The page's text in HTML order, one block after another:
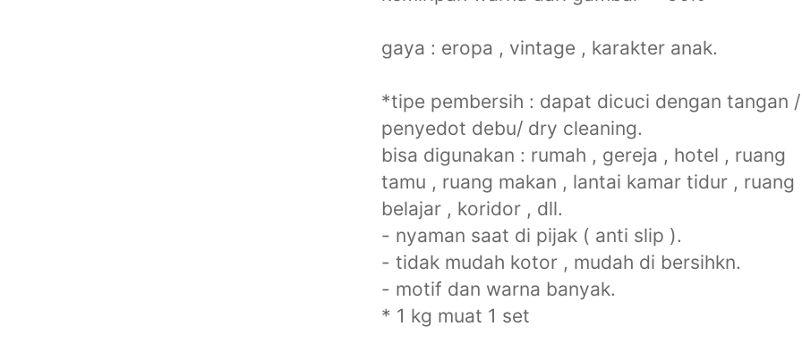
gaya : eropa , vintage , karakter anak.
*tipe pembersih : dapat dicuci dengan tangan /
penyedot debu/ dry cleaning.
bisa digunakan : rumah , gereja , hotel , ruang
tamu , ruang makan , lantai kamar tidur , ruang
belajar , koridor , dll.
- nyaman saat di pijak ( anti slip ).
- tidak mudah kotor , mudah di bersihkn.
- motif dan warna banyak.
* 1 kg muat 1 set